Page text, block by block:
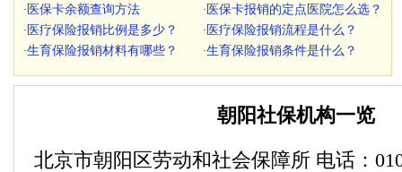
· 医保卡余额查询方法 · 医保卡报销的定点医院怎么选？
· 医疗保险报销比例是多少？ · 医疗保险报销流程是什么？
·生育保险报销材料有哪些？ ·生育保险报销条件是什么？
朝阳社保机构一览
北京市朝阳区劳动和社会保障所 电话：